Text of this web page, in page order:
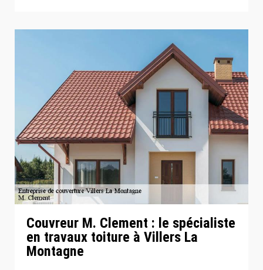
Couvreur M. Clement : le spécialiste
en travaux toiture à Villers La
Montagne